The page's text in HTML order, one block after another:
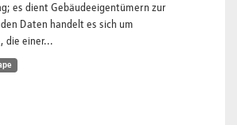
es dient Gebäudeeigentümern zur
Daten handelt es sich um
die einer...